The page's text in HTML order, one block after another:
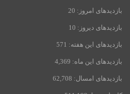
بازدیدهای امروز: 20
بازدیدهای دیروز: 10
بازدیدهای این هفته: 571
بازدیدهای این ماه: 4,369
بازدیدهای امسال: 62,708